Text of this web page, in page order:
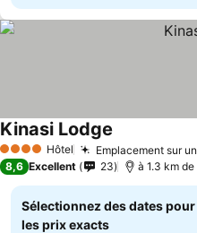
4 Étoiles Hôtel Emplacement sur
Kinasi Lodge
8,6 Excellent 23 à 1.3 km
Sélectionnez des dates
les prix exacts